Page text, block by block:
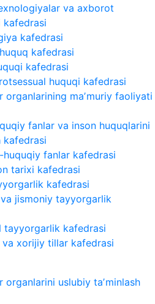
va axborot
kafedrasi
kafedrasi
kafedrasi
kafedrasi
huquqi kafedrasi
organlarining maʼmuriy faoliyati
fanlar va inson huquqlarini
kafedrasi
huquqiy fanlar kafedrasi
tarixi kafedrasi
kafedrasi
jismoniy tayyorgarlik
tayyorgarlik kafedrasi
va xorijiy tillar kafedrasi
organlarini uslubiy taʼminlash